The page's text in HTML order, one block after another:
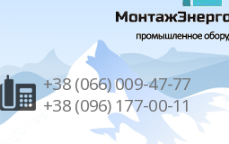
+38 (066) 009-47-77
+38 (096) 177-00-11